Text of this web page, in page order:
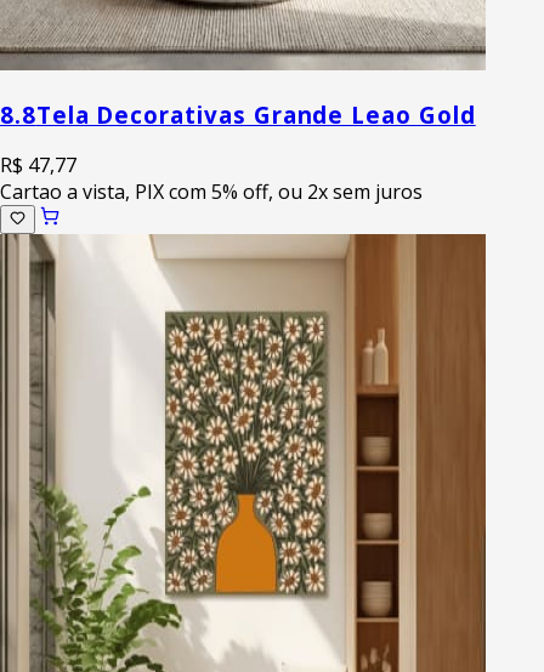
8.8Tela Decorativas Grande Leao Gold
R$ 47,77
Cartao a vista, PIX com 5% off, ou 2x sem juros